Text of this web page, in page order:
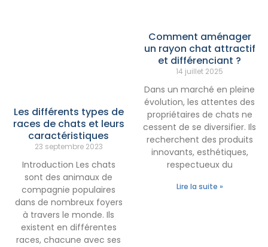
Les différents types de
races de chats et leurs
caractéristiques
23 septembre 2023
Introduction Les chats
sont des animaux de
compagnie populaires
dans de nombreux foyers
à travers le monde. Ils
existent en différentes
races, chacune avec ses
Comment aménager
un rayon chat attractif
et différenciant ?
14 juillet 2025
Dans un marché en pleine
évolution, les attentes des
propriétaires de chats ne
cessent de se diversifier. Ils
recherchent des produits
innovants, esthétiques,
respectueux du
Lire la suite »